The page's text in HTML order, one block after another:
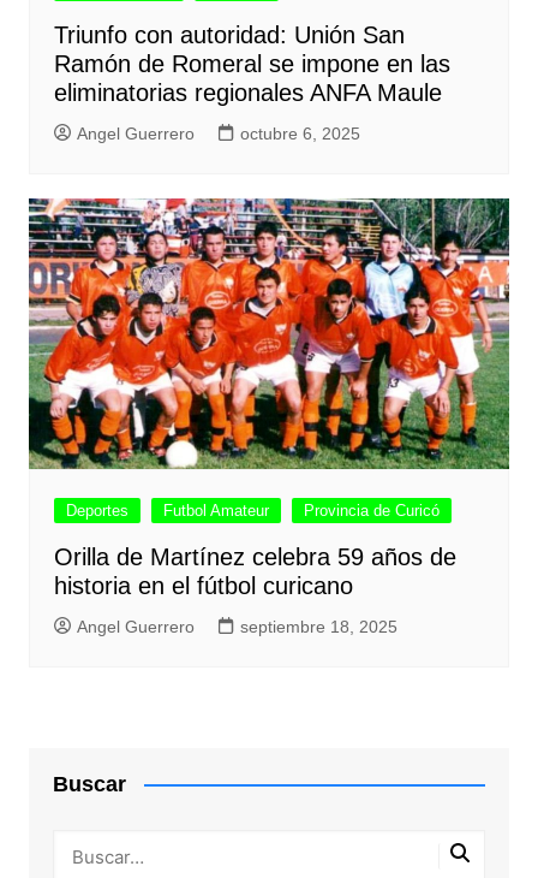
Triunfo con autoridad: Unión San
Ramón de Romeral se impone en las
eliminatorias regionales ANFA Maule
Angel Guerrero octubre 6, 2025
Deportes Futbol Amateur Provincia de Curicó
Orilla de Martínez celebra 59 años de
historia en el fútbol curicano
Angel Guerrero septiembre 18, 2025
Buscar